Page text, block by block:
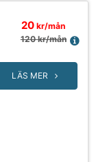
20 kr/mån
120 kr/mån
LÄS MER